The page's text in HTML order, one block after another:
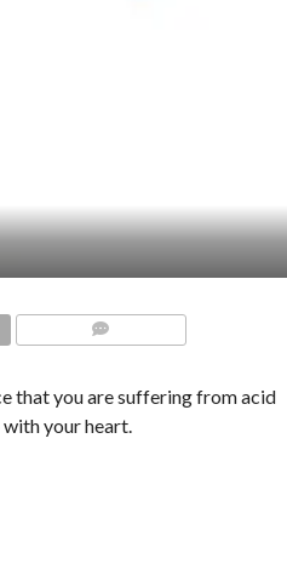
that you are suffering from acid
your heart.